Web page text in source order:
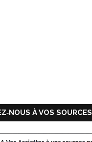
À VOS SOURCES